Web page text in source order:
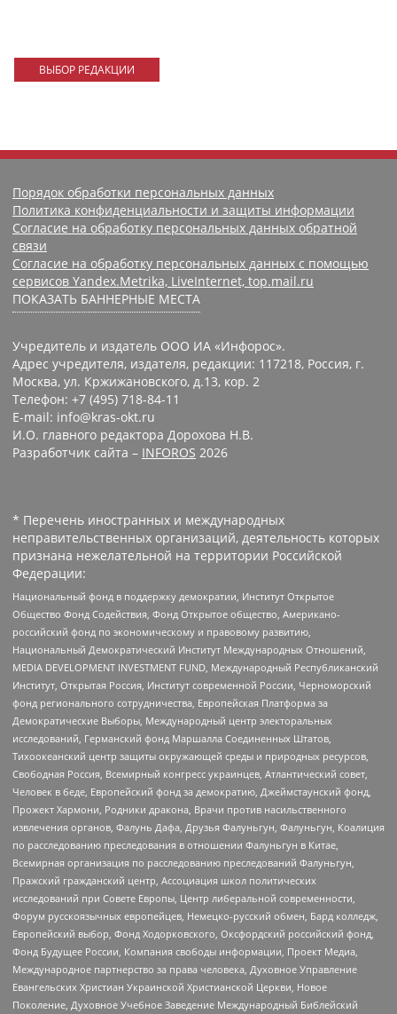
ВЫБОР РЕДАКЦИИ
Порядок обработки персональных данных
Политика конфиденциальности и защиты информации
Согласие на обработку персональных данных обратной
связи
Согласие на обработку персональных данных с помощью
сервисов Yandex.Metrika, LiveInternet, top.mail.ru
ПОКАЗАТЬ БАННЕРНЫЕ МЕСТА
Учредитель и издатель ООО ИА «Инфорос».
Адрес учредителя, издателя, редакции: 117218, Россия, г.
Москва, ул. Кржижановского, д.13, кор. 2
Телефон: +7 (495) 718-84-11
E-mail: info@kras-okt.ru
И.О. главного редактора Дорохова Н.В.
Разработчик сайта – INFOROS 2026
* Перечень иностранных и международных
неправительственных организаций, деятельность которых
признана нежелательной на территории Российской
Федерации:
Национальный фонд в поддержку демократии, Институт Открытое
Общество Фонд Содействия, Фонд Открытое общество, Американо-
российский фонд по экономическому и правовому развитию,
Национальный Демократический Институт Международных Отношений,
MEDIA DEVELOPMENT INVESTMENT FUND, Международный Республиканский
Институт, Открытая Россия, Институт современной России, Черноморский
фонд регионального сотрудничества, Европейская Платформа за
Демократические Выборы, Международный центр электоральных
исследований, Германский фонд Маршалла Соединенных Штатов,
Тихоокеанский центр защиты окружающей среды и природных ресурсов,
Свободная Россия, Всемирный конгресс украинцев, Атлантический совет,
Человек в беде, Европейский фонд за демократию, Джеймстаунский фонд,
Прожект Хармони, Родники дракона, Врачи против насильственного
извлечения органов, Фалунь Дафа, Друзья Фалуньгун, Фалуньгун, Коалиция
по расследованию преследования в отношении Фалуньгун в Китае,
Всемирная организация по расследованию преследований Фалуньгун,
Пражский гражданский центр, Ассоциация школ политических
исследований при Совете Европы, Центр либеральной современности,
Форум русскоязычных европейцев, Немецко-русский обмен, Бард колледж,
Европейский выбор, Фонд Ходорковского, Оксфордский российский фонд,
Фонд Будущее России, Компания свободы информации, Проект Медиа,
Международное партнерство за права человека, Духовное Управление
Евангельских Христиан Украинской Христианской Церкви, Новое
Поколение, Духовное Учебное Заведение Международный Библейский